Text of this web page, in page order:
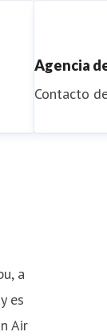
Agencia
Contacto
a
es
Air